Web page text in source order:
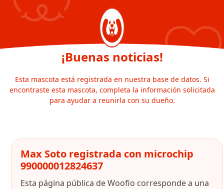
¡Buenas noticias!
Esta mascota está registrada en nuestra base de datos. Si
encontraste esta mascota, completa la información solicitada
para ayudar a reunirla con su dueño.
Max Soto registrada con microchip
990000012824637
Esta página pública de Woofio corresponde a una